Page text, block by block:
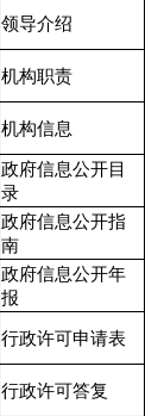
领导介绍
机构职责
机构信息
政府信息公开目
录
政府信息公开指
南
政府信息公开年
报
行政许可申请表
行政许可答复